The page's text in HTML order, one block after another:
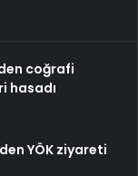
coğrafi
hasadı
YÖK ziyareti